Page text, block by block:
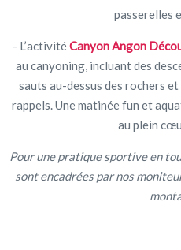
passerelles
- L’activitéCanyon Angon
au canyoning, incluant des
sauts au-dessus des rochers
rappels. Une matinée fun et
au plein
Pour une pratique sportive en
sont encadrées par nos